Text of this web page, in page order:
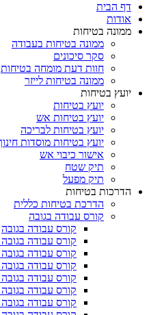
דף הבית
אודות
ממונה בטיחות
ממונה בטיחות בעבודה
סקר סיכונים
חוות דעת מומחה בטיחות
ממונה בטיחות לייזר
יועץ בטיחות
יועץ בטיחות
יועץ בטיחות אש
יועץ בטיחות לבריכה
יועץ בטיחות מוסדות
אישור כיבוי אש
תיק שטח
תיק מפעל
הדרכות בטיחות
הדרכת בטיחות כללית
קורס עבודה בגובה
קורס עבודה בגובה
קורס עבודה
קורס עבודה בגובה
קורס עבודה
קורס עבודה
קורס עבודה
קורס עבודה